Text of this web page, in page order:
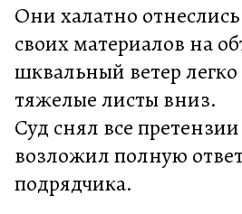
Они халатно
своих материалов на
шквальный ветер легко
тяжелые листы вниз.
Суд снял все
возложил полную
подрядчика.